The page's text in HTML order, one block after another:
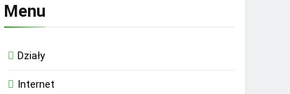
Menu
Działy
Internet